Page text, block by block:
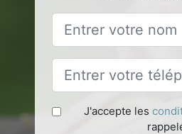
J'accepte les